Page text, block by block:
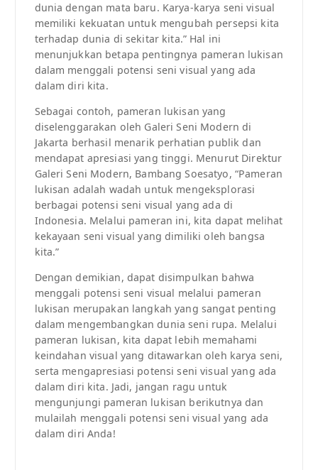
dunia dengan mata baru. Karya-karya seni visual
memiliki kekuatan untuk mengubah persepsi kita
terhadap dunia di sekitar kita.” Hal ini
menunjukkan betapa pentingnya pameran lukisan
dalam menggali potensi seni visual yang ada
dalam diri kita.
Sebagai contoh, pameran lukisan yang
diselenggarakan oleh Galeri Seni Modern di
Jakarta berhasil menarik perhatian publik dan
mendapat apresiasi yang tinggi. Menurut Direktur
Galeri Seni Modern, Bambang Soesatyo, “Pameran
lukisan adalah wadah untuk mengeksplorasi
berbagai potensi seni visual yang ada di
Indonesia. Melalui pameran ini, kita dapat melihat
kekayaan seni visual yang dimiliki oleh bangsa
kita.”
Dengan demikian, dapat disimpulkan bahwa
menggali potensi seni visual melalui pameran
lukisan merupakan langkah yang sangat penting
dalam mengembangkan dunia seni rupa. Melalui
pameran lukisan, kita dapat lebih memahami
keindahan visual yang ditawarkan oleh karya seni,
serta mengapresiasi potensi seni visual yang ada
dalam diri kita. Jadi, jangan ragu untuk
mengunjungi pameran lukisan berikutnya dan
mulailah menggali potensi seni visual yang ada
dalam diri Anda!